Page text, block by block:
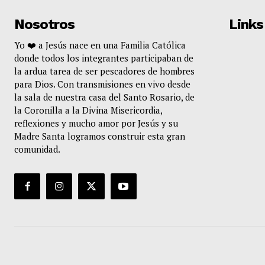
Nosotros
Yo ❤️ a Jesús nace en una Familia Católica
donde todos los integrantes participaban de
la ardua tarea de ser pescadores de hombres
para Dios. Con transmisiones en vivo desde
la sala de nuestra casa del Santo Rosario, de
la Coronilla a la Divina Misericordia,
reflexiones y mucho amor por Jesús y su
Madre Santa logramos construir esta gran
comunidad.